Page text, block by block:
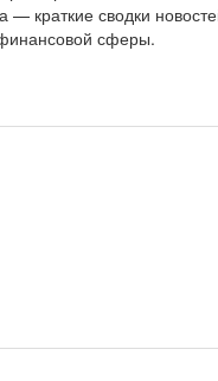
— краткие сводки
сферы.